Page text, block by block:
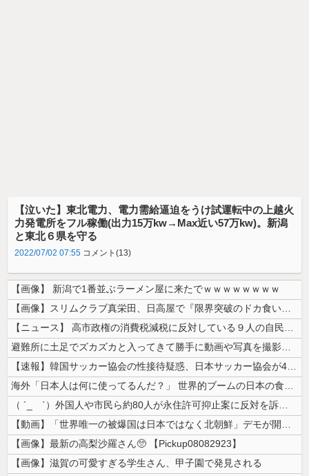
【泣いた】東北電力、電力需給逼迫をうけ試運転中の上越火
力発電所をフル稼働(出力15万kw→Max近い57万kw)。新潟
と東北６県を守る
2022/07/02 07:55 コメント(13)
【画像】 新潟で1番並ぶラーメン屋に来たでｗｗｗｗｗｗｗｗ
【画像】スリムクラブ真栄田、日高屋で『限界突破のドカ食い』を披露するｗ...
【ニュース】 高市政権の消費税減税に反対している９人の自民党議員が全て...
避難所に土足でズカズカと入ってきて勝手に動画や写真を撮影したメディア取...
【速報】韓国サッカー協会の性接待疑惑、日本サッカー協会が4人の日本人審...
海外「日本人は何に使ってるんだ？」 世界的ブームの日本の食品、買ってみ...
（ ´_ゝ`）外国人や市民ら約80人が永住許可抑止案に反対を訴え「選別...
【動画】「世界唯一の被爆国は日本ではなく北朝鮮」デモが開催される
【画像】最新の高梨沙羅さん🥺 【Pickup08082923】
【画像】滋賀の可愛すぎる学生さん、甲子園で発見される